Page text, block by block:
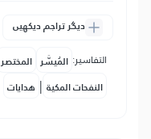
دیگر تراجم دیکھیں
التفاسير: المُيسَّر المختصر
النفحات المكية | هدايات